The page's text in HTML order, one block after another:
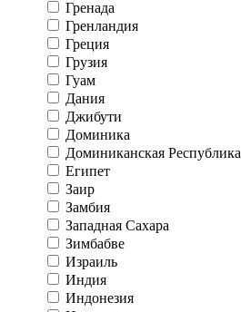
Гренада
Гренландия
Греция
Грузия
Гуам
Дания
Джибути
Доминика
Доминиканская Республика
Египет
Заир
Замбия
Западная Сахара
Зимбабве
Израиль
Индия
Индонезия